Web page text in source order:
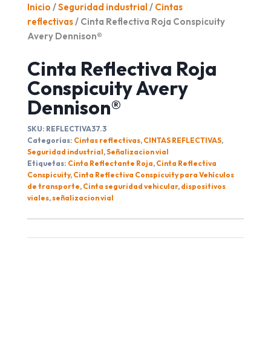
Inicio /Seguridad industrial / Cintas
reflectivas / Cinta Reflectiva Roja Conspicuity
Avery Dennison®
Cinta Reflectiva Roja
Conspicuity Avery
Dennison®
SKU: REFLECTIVA37.3
Categorías: Cintas reflectivas, CINTAS REFLECTIVAS,
Seguridad industrial,Señalizacion vial
Etiquetas: Cinta Reflectante Roja, Cinta Reflectiva
Conspicuity, Cinta Reflectiva Conspicuity para Vehículos
de transporte, Cinta seguridad vehicular, dispositivos
viales,señalizacion vial